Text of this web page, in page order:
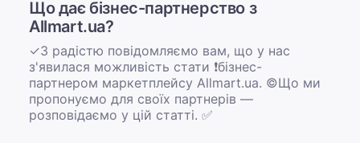
Що дає бізнес-партнерство з
Allmart.ua?
✓З радістю повідомляємо вам, що у нас
з'явилася можливість стати ❗бізнес-
партнером маркетплейсу Allmart.ua. ©Що ми
пропонуємо для своїх партнерів —
розповідаємо у цій статті. ✅